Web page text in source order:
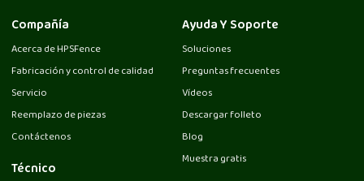
Compañía
Acerca de HPSFence
Fabricación y control de calidad
Servicio
Reemplazo de piezas
Contáctenos
Técnico
Ayuda Y Soporte
Soluciones
Preguntas frecuentes
Vídeos
Descargar folleto
Blog
Muestra gratis